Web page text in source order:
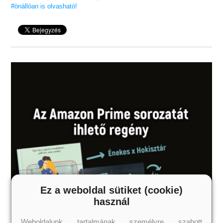
#önállóan is olvasható!
Ez a weboldal sütiket (cookie)
használ
Weboldalunk tartalmának személyre szabott